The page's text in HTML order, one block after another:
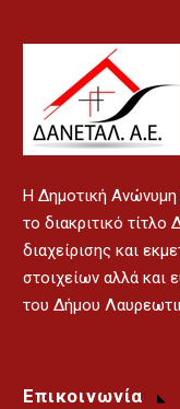
H Δημοτική Ανώνυμη
το διακριτικό
διαχείρισης και
στοιχείων αλλά και
του Δήμου
Επικοινωνία